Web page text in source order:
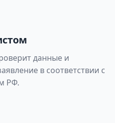
данные и
в соответствии с
РФ.